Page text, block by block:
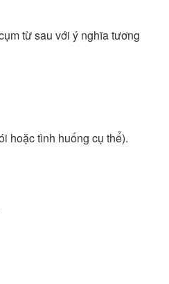
từ sau với ý nghĩa tương
hoặc tình huống cụ thể).